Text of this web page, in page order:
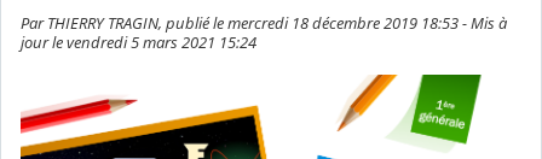
Par THIERRY TRAGIN, publié le mercredi 18 décembre 2019 18:53 - Mis à
jour le vendredi 5 mars 2021 15:24